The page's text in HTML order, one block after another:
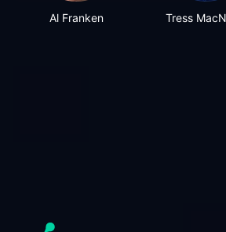
Al Franken Tress